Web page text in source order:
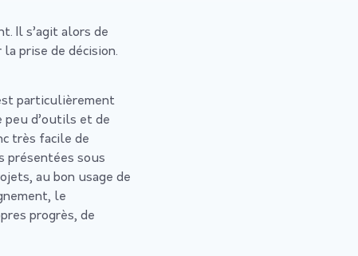
Il s’agit alors de
prise de décision.
particulièrement
peu d’outils et de
très facile de
présentées sous
au bon usage de
le
progrès, de